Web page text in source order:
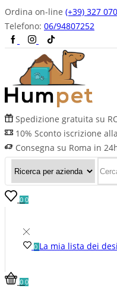
Ordina on-line (+39) 327
Telefono: 06/94807252
Spedizione gratuita su
10% Sconto iscrizione
Consegna su Roma in
0 0
0 La mia lista dei
0 0